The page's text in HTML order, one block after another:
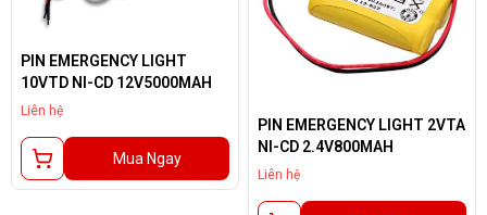
PIN EMERGENCY LIGHT
10VTD NI-CD 12V5000MAH
Liên hệ
Mua Ngay
PIN EMERGENCY LIGHT 2VTA
NI-CD 2.4V800MAH
Liên hệ